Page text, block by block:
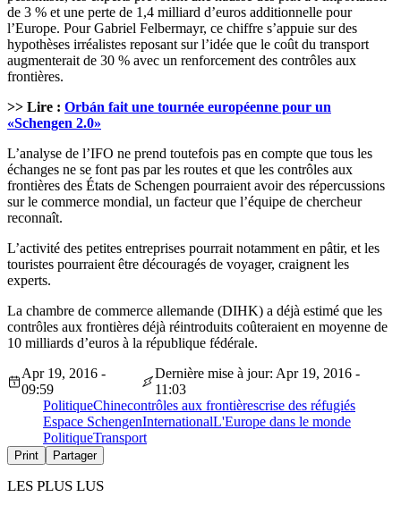
de 3 % et une perte de 1,4 milliard d’euros additionnelle pour
l’Europe. Pour Gabriel Felbermayr, ce chiffre s’appuie sur des
hypothèses irréalistes reposant sur l’idée que le coût du transport
augmenterait de 30 % avec un renforcement des contrôles aux
frontières.
>> Lire : Orbán fait une tournée européenne pour un
«Schengen 2.0»
L’analyse de l’IFO ne prend toutefois pas en compte que tous les
échanges ne se font pas par les routes et que les contrôles aux
frontières des États de Schengen pourraient avoir des répercussions
sur le commerce mondial, un facteur que l’équipe de chercheur
reconnaît.
L’activité des petites entreprises pourrait notamment en pâtir, et les
touristes pourraient être découragés de voyager, craignent les
experts.
La chambre de commerce allemande (DIHK) a déjà estimé que les
contrôles aux frontières déjà réintroduits coûteraient en moyenne de
10 milliards d’euros à la république fédérale.
Apr 19, 2016 -
09:59
Dernière mise à jour: Apr 19, 2016 -
11:03
PolitiqueChinecontrôles aux frontièrescrise des réfugiés
Espace SchengenInternationalL'Europe dans le monde
PolitiqueTransport
Print Partager
LES PLUS LUS